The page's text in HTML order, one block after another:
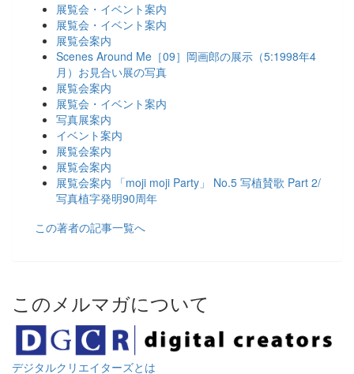
展覧会・イベント案内
展覧会・イベント案内
展覧会案内
Scenes Around Me［09］岡画郎の展示（5:1998年4
月）お見合い展の写真
展覧会案内
展覧会・イベント案内
写真展案内
イベント案内
展覧会案内
展覧会案内
展覧会案内 「moji moji Party」 No.5 写植賛歌 Part 2/
写真植字発明90周年
この著者の記事一覧へ
このメルマガについて
デジタルクリエイターズとは